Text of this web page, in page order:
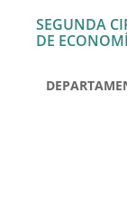
SEGUNDA
DE